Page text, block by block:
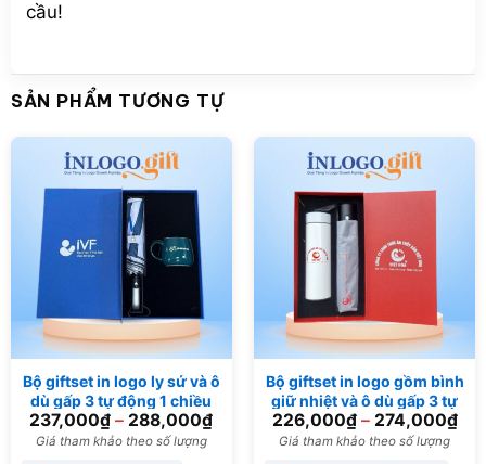
cầu!
SẢN PHẨM TƯƠNG TỰ
Bộ giftset in logo ly sứ và ô
dù gấp 3 tự động 1 chiều
BGS-10
237,000₫ – 288,000₫
Giá tham khảo theo số lượng
Bộ giftset in logo gồm bình
giữ nhiệt và ô dù gấp 3 tự
động 2 chiều BGS-16
226,000₫– 274,000₫
Giá tham khảo theo số lượng